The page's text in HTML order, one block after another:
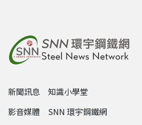
新聞訊息
知識小學堂
影音媒體
SNN 環宇鋼鐵網